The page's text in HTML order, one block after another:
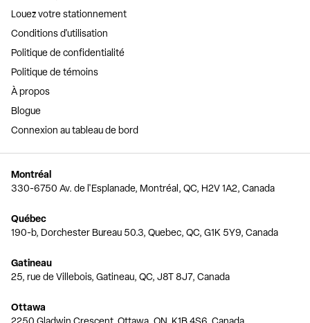
Louez votre stationnement
Conditions d'utilisation
Politique de confidentialité
Politique de témoins
À propos
Blogue
Connexion au tableau de bord
Montréal
330-6750 Av. de l'Esplanade, Montréal, QC, H2V 1A2, Canada
Québec
190-b, Dorchester Bureau 50.3, Quebec, QC, G1K 5Y9, Canada
Gatineau
25, rue de Villebois, Gatineau, QC, J8T 8J7, Canada
Ottawa